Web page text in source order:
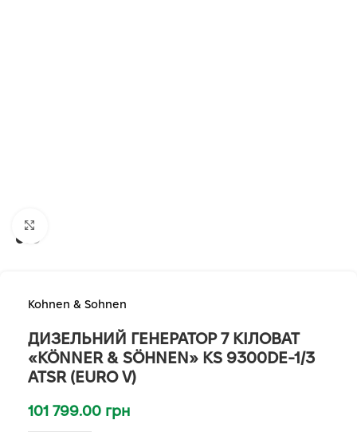
Kohnen & Sohnen
ДИЗЕЛЬНИЙ ГЕНЕРАТОР 7 КІЛОВАТ
«KÖNNER & SÖHNEN» KS 9300DE-1/3
ATSR (EURO V)
101 799.00 грн